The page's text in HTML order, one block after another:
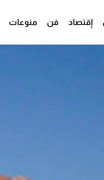
إقتصاد فن منوعات